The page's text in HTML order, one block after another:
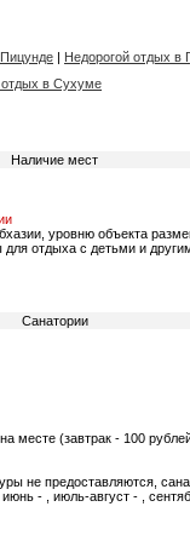
| Недорогой отдых в
отдых в Сухуме
Наличие мест
уровню объекта
отдыха с детьми и
Санатории
месте (завтрак - 100
не предоставляются,
- , июль-август - ,